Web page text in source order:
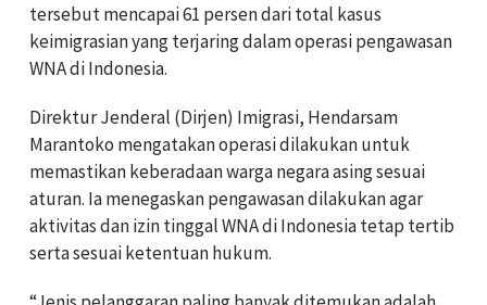
tersebut mencapai 61 persen dari total kasus
keimigrasian yang terjaring dalam operasi pengawasan
WNA di Indonesia.
Direktur Jenderal (Dirjen) Imigrasi, Hendarsam
Marantoko mengatakan operasi dilakukan untuk
memastikan keberadaan warga negara asing sesuai
aturan. Ia menegaskan pengawasan dilakukan agar
aktivitas dan izin tinggal WNA di Indonesia tetap tertib
serta sesuai ketentuan hukum.